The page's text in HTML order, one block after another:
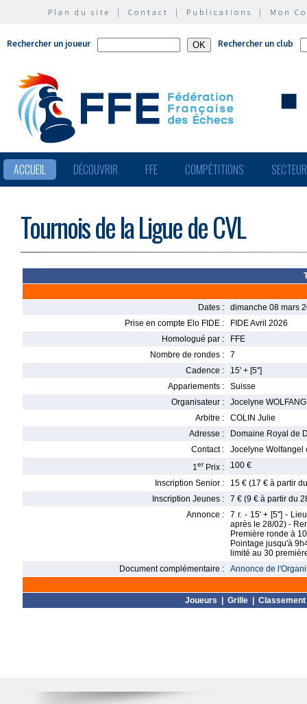
Plan du site | Contact | Publications | Mon
Rechercher un joueur Rechercher un club
ACCUEIL DÉCOUVRIR FFE COMPÉTITIONS
Tournois de la Ligue de CVL
Dates :
dimanche 08 mars
Prise en compte Elo FIDE :
FIDE Avril 2026
Homologué par :
FFE
Nombre de rondes :
7
Cadence :
15' + [5'']
Appariements :
Suisse
Organisateur :
Jocelyne
Arbitre :
COLIN Julie
Adresse :
Domaine Royal de
Contact :
Jocelyne Wolfangel
1er Prix :
100 €
Inscription Senior :
15 € (17 € à partir
Inscription Jeunes :
7 € (9 € à partir du
Annonce :
7 r. - 15' + [5''] -
après le 28/02) -
Première ronde à
Pointage jusqu'à
limité au 30
Document complémentaire :
Annonce de
Joueurs Grille Classement